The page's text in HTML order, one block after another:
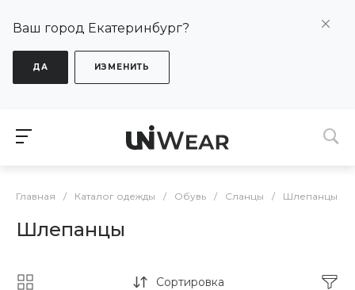
Ваш город Екатеринбург?
ДА ИЗМЕНИТЬ
Главная / Каталог одежды / Обувь / Сланцы / Шлепанцы
Шлепанцы
Сортировка